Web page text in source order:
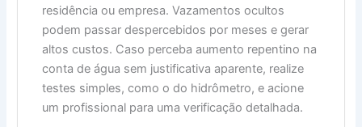
residência ou empresa. Vazamentos ocultos
podem passar despercebidos por meses e gerar
altos custos. Caso perceba aumento repentino na
conta de água sem justificativa aparente, realize
testes simples, como o do hidrômetro, e acione
um profissional para uma verificação detalhada.